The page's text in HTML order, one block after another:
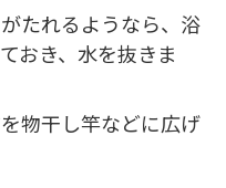
たれるようなら、浴
おき、水を抜きま
物干し竿などに広げ